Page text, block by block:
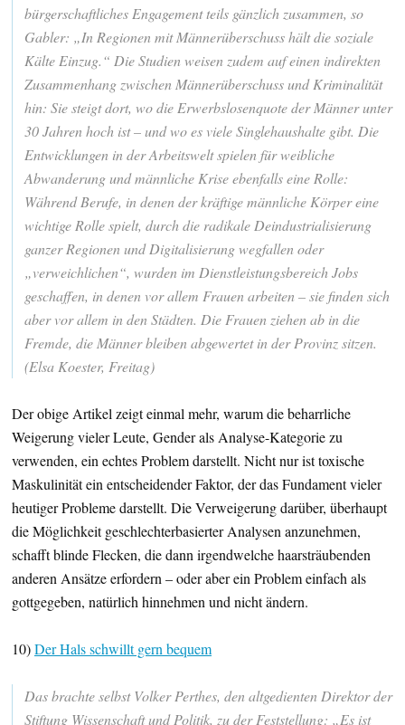
bürgerschaftliches Engagement teils gänzlich zusammen, so
Gabler: „In Regionen mit Männerüberschuss hält die soziale
Kälte Einzug.“ Die Studien weisen zudem auf einen indirekten
Zusammenhang zwischen Männerüberschuss und Kriminalität
hin: Sie steigt dort, wo die Erwerbslosenquote der Männer unter
30 Jahren hoch ist – und wo es viele Singlehaushalte gibt. Die
Entwicklungen in der Arbeitswelt spielen für weibliche
Abwanderung und männliche Krise ebenfalls eine Rolle:
Während Berufe, in denen der kräftige männliche Körper eine
wichtige Rolle spielt, durch die radikale Deindustrialisierung
ganzer Regionen und Digitalisierung wegfallen oder
„verweichlichen“, wurden im Dienstleistungsbereich Jobs
geschaffen, in denen vor allem Frauen arbeiten – sie finden sich
aber vor allem in den Städten. Die Frauen ziehen ab in die
Fremde, die Männer bleiben abgewertet in der Provinz sitzen.
(Elsa Koester, Freitag)
Der obige Artikel zeigt einmal mehr, warum die beharrliche
Weigerung vieler Leute, Gender als Analyse-Kategorie zu
verwenden, ein echtes Problem darstellt. Nicht nur ist toxische
Maskulinität ein entscheidender Faktor, der das Fundament vieler
heutiger Probleme darstellt. Die Verweigerung darüber, überhaupt
die Möglichkeit geschlechterbasierter Analysen anzunehmen,
schafft blinde Flecken, die dann irgendwelche haarsträubenden
anderen Ansätze erfordern – oder aber ein Problem einfach als
gottgegeben, natürlich hinnehmen und nicht ändern.
10)Der Hals schwillt gern bequem
Das brachte selbst Volker Perthes, den altgedienten Direktor der
Stiftung Wissenschaft und Politik, zu der Feststellung: „Es ist